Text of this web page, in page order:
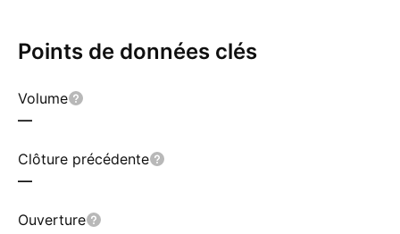
Points de données clés
Volume
—
Clôture précédente
—
Ouverture